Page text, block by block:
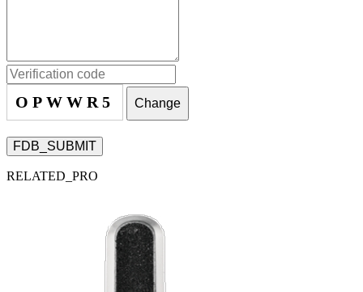
OPWWR5 Change
FDB_SUBMIT
RELATED_PRO